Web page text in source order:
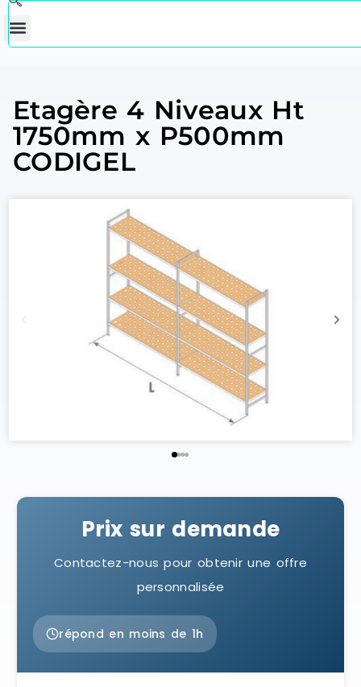
Etagère 4 Niveaux Ht
1750mm x P500mm
CODIGEL
Prix sur demande
Contactez-nous pour obtenir une offre
personnalisée
répond en moins de 1h